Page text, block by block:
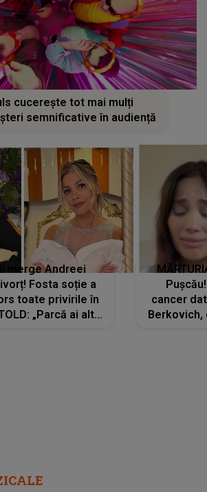
cucerește tot mai mulți
semnificative în audiență
merge Andreei
Fosta soție a
toate privirile în
„Parcă ai altă
cancer
Berkovich,